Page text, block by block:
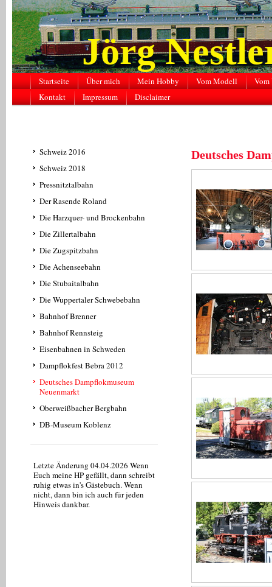
Jörg
Startseite Über mich Mein Hobby Vom Modell
Kontakt
Impressum Disclaimer
Schweiz 2016
Schweiz 2018
Pressnitztalbahn
Der Rasende Roland
Die Harzquer- und Brockenbahn
Die Zillertalbahn
Die Zugspitzbahn
Die Achenseebahn
Die Stubaitalbahn
Die Wuppertaler Schwebebahn
Bahnhof Brenner
Bahnhof Rennsteig
Eisenbahnen in Schweden
Dampflokfest Bebra 2012
Deutsches Dampflokmuseum
Neuenmarkt
Oberweißbacher Bergbahn
DB-Museum Koblenz
Letzte Änderung 04.04.2026 Wenn
Euch meine HP gefällt, dann schreibt
ruhig etwas in's Gästebuch . Wenn
nicht, dann bin ich auch für jeden
Hinweis dankbar.
Deutsches